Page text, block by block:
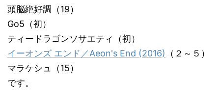
頭脳絶好調（19）
Go5（初）
ティードラゴンソサエティ（初）
イーオンズ エンド／Aeon's End (2016) （２～５）
マラケシュ（15）
です。